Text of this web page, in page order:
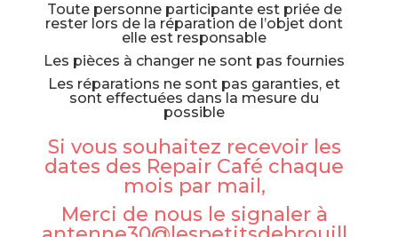
Toute personne participante est priée de
rester lors de la réparation de l’objet dont
elle est responsable
Les pièces à changer ne sont pas fournies
Les réparations ne sont pas garanties, et
sont effectuées dans la mesure du
possible
Si vous souhaitez recevoir les
dates des Repair Café chaque
mois par mail,
Merci de nous le signaler à